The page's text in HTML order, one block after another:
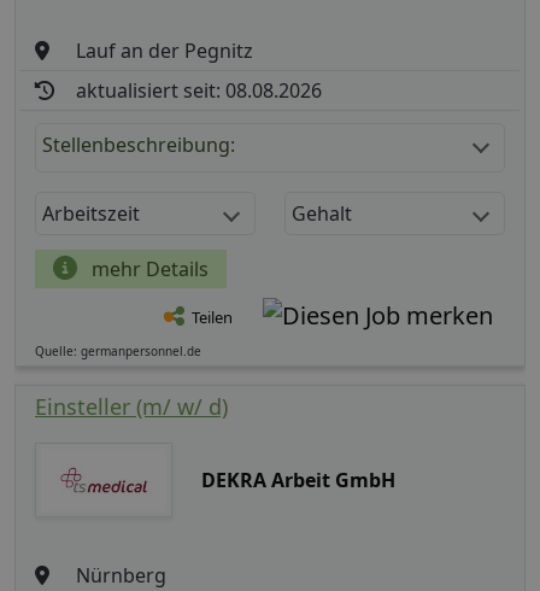
Lauf an der Pegnitz
aktualisiert seit: 08.08.2026
Stellenbeschreibung:
Arbeitszeit Gehalt
mehr Details
Teilen
Quelle: germanpersonnel.de
Einsteller (m/ w/ d)
DEKRA Arbeit GmbH
Nürnberg